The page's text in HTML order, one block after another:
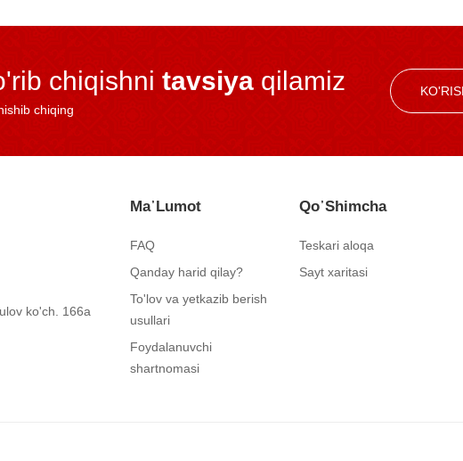
chiqishni tavsiya qilamiz
chiqing
ko'ch. 166a
Ma᾿lumot
FAQ
Qanday harid qilay?
To'lov va yetkazib berish
usullari
Foydalanuvchi
shartnomasi
Qo᾿shimcha
Teskari aloqa
Sayt xaritasi